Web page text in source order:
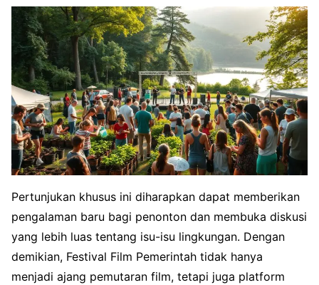
Pertunjukan khusus ini diharapkan dapat memberikan
pengalaman baru bagi penonton dan membuka diskusi
yang lebih luas tentang isu-isu lingkungan. Dengan
demikian, Festival Film Pemerintah tidak hanya
menjadi ajang pemutaran film, tetapi juga platform